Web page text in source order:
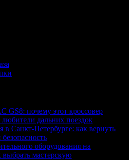
GS8: почему этот кроссовер
дальних поездок
в Санкт‑Петербурге: как вернуть
оборудования на
мастерскую